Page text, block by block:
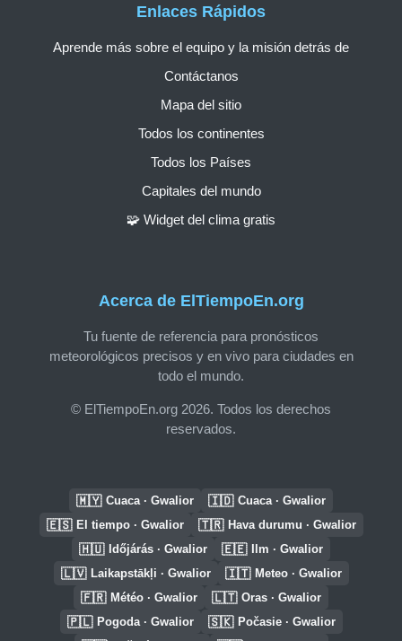
Acerca de ElTiempoEn.org
Tu fuente de referencia para pronósticos
meteorológicos precisos y en vivo para ciudades en
todo el mundo.
© ElTiempoEn.org 2026. Todos los derechos
reservados.
Enlaces Rápidos
Aprende más sobre el equipo y la misión detrás de
Contáctanos
Mapa del sitio
Todos los continentes
Todos los Países
Capitales del mundo
🧩 Widget del clima gratis
🇲🇾 Cuaca · Gwalior 🇮🇩 Cuaca · Gwalior
🇪🇸 El tiempo · Gwalior 🇹🇷 Hava durumu · Gwalior
🇭🇺 Időjárás · Gwalior 🇪🇪 Ilm · Gwalior
🇱🇻 Laikapstākļi · Gwalior 🇮🇹 Meteo · Gwalior
🇫🇷 Météo · Gwalior 🇱🇹 Oras · Gwalior
🇵🇱 Pogoda · Gwalior 🇸🇰 Počasie · Gwalior